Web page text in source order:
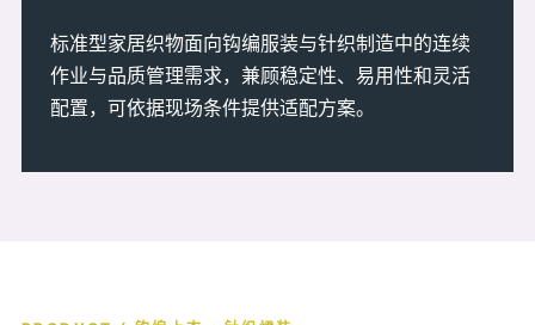
标准型家居织物面向钩编服装与针织制造中的连续
作业与品质管理需求，兼顾稳定性、易用性和灵活
配置，可依据现场条件提供适配方案。